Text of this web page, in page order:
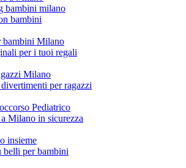
bambini milano
bambini
bambini Milano
per i tuoi regali
Milano
per ragazzi
Pediatrico
Milano in sicurezza
insieme
per bambini